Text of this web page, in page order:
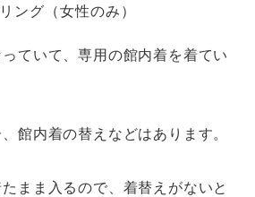
ング（女性のみ）
ていて、専用の館内着を着てい
館内着の替えなどはあります。
まま入るので、着替えがないと